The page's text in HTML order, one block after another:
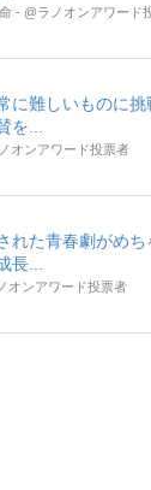
- @ラノオンアワード
に難しいものに
を...
オンアワード投票者
れた青春劇がめち
長...
オンアワード投票者